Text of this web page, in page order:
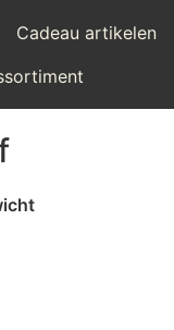
Cadeau artikelen
gewicht